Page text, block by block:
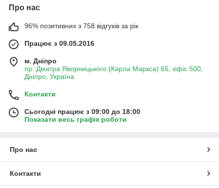
Про нас
96% позитивних з 758 відгуків за рік
Працює з 09.05.2016
м. Дніпро
пр. Дмитра Яворницького (Карла Маркса) 65, офіс 500,
Дніпро, Україна
Контакти
Сьогодні працює з 09:00 до 18:00
Показати весь графік роботи
Про нас
Контакти